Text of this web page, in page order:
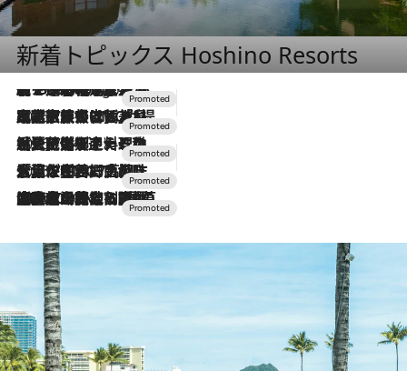
新着トピックス Hoshino Resorts
7 Hours Ago
【トンボの足水浴】ヒノキの香りに包まれて涼感マックス！約13℃の湧水かけ流しを避暑地「星野温泉 トンボの湯」で体験
2026.7.31
【ホテル帰省】という選択肢をOMOが提案。家族とほどよい距離を保つには「昼は実家、夜は気兼ねなくホテルで！」
2026.7.24
【夏限定ディナーコース】旬を迎える稚鮎や花ズッキーニなどをイタリア・トスカーナの郷土料理の手法で満喫！
2026.7.17
「土佐和ハーブかき氷」がOMO7高知に登場！生姜、山椒、大葉など目にも舌にも涼を呼ぶ郷土の味
2026.7.10
NEW OPEN！【界 草津】名湯の地に誕生。趣の異なる2種の温泉と上州ならではの会席・蕎麦割烹など美食を味わう究極の癒やし旅